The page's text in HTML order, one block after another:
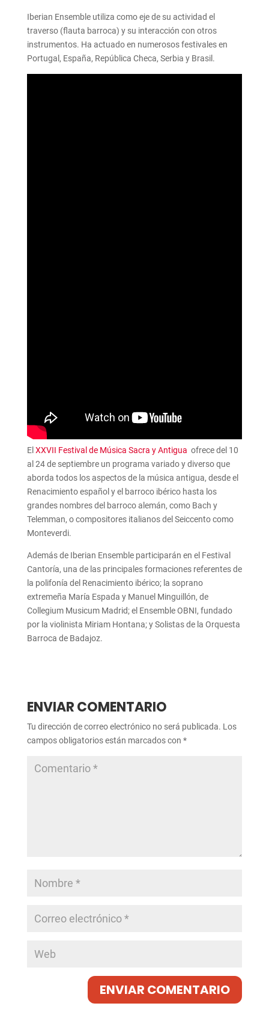
Iberian Ensemble utiliza como eje de su actividad el
traverso (flauta barroca) y su interacción con otros
instrumentos. Ha actuado en numerosos festivales en
Portugal, España, República Checa, Serbia y Brasil.
El XXVII Festival de Música Sacra y Antigua ofrece del 10
al 24 de septiembre un programa variado y diverso que
aborda todos los aspectos de la música antigua, desde el
Renacimiento español y el barroco ibérico hasta los
grandes nombres del barroco alemán, como Bach y
Telemman, o compositores italianos del Seiccento como
Monteverdi.
Además de Iberian Ensemble participarán en el Festival
Cantoría, una de las principales formaciones referentes de
la polifonía del Renacimiento ibérico; la soprano
extremeña María Espada y Manuel Minguillón, de
Collegium Musicum Madrid; el Ensemble OBNI, fundado
por la violinista Miriam Hontana; y Solistas de la Orquesta
Barroca de Badajoz.
ENVIAR COMENTARIO
Tu dirección de correo electrónico no será publicada. Los
campos obligatorios están marcados con *